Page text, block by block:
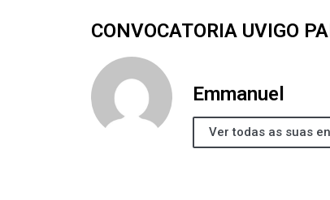
CONVOCATORIA UVIGO
Emmanuel
Ver todas as suas